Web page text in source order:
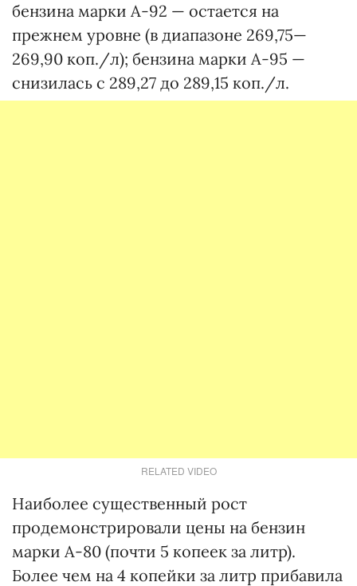
бензина марки А-92 — остается на
прежнем уровне (в диапазоне 269,75—
269,90 коп./л); бензина марки А-95 —
снизилась с 289,27 до 289,15 коп./л.
RELATED VIDEO
Наиболее существенный рост
продемонстрировали цены на бензин
марки А-80 (почти 5 копеек за литр).
Более чем на 4 копейки за литр прибавила